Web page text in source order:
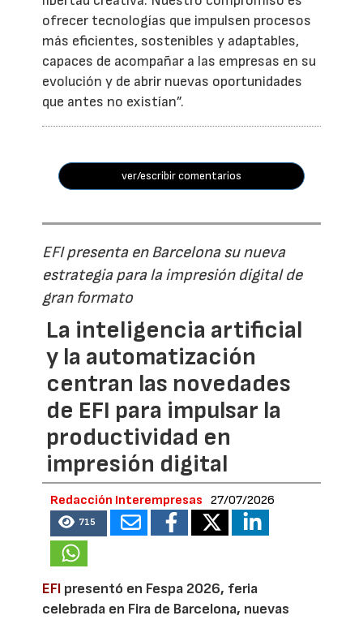
ofrecer tecnologías que impulsen procesos
más eficientes, sostenibles y adaptables,
capaces de acompañar a las empresas en su
evolución y de abrir nuevas oportunidades
que antes no existían”.
ver/escribir comentarios
EFI presenta en Barcelona su nueva
estrategia para la impresión digital de
gran formato
La inteligencia artificial
y la automatización
centran las novedades
de EFI para impulsar la
productividad en
impresión digital
Redacción Interempresas 27/07/2026
715
EFI presentó en Fespa 2026, feria
celebrada en Fira de Barcelona, nuevas